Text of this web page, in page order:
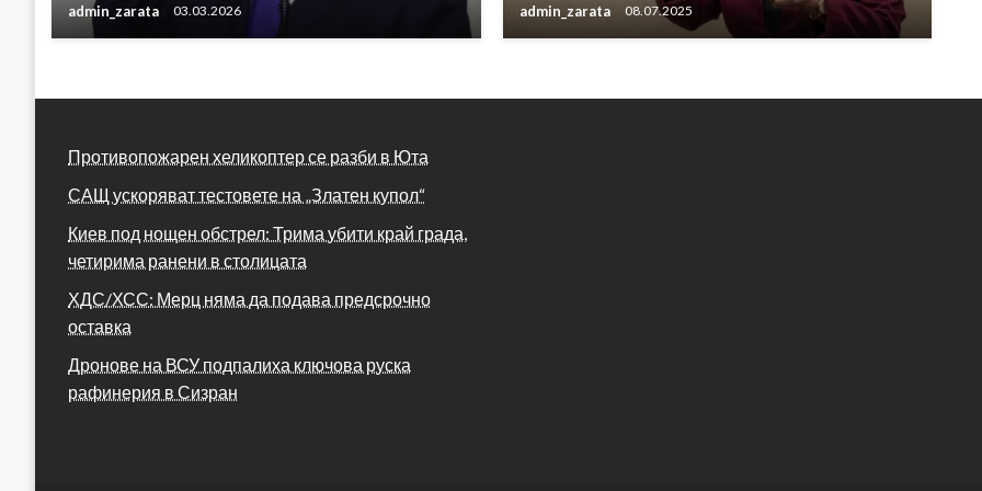
admin_zarata 03.03.2026 admin_zarata 08.07.2025
Противопожарен хеликоптер се разби в Юта
САЩ ускоряват тестовете на „Златен купол“
Киев под нощен обстрел: Трима убити край града,
четирима ранени в столицата
ХДС/ХСС: Мерц няма да подава предсрочно
оставка
Дронове на ВСУ подпалиха ключова руска
рафинерия в Сизран